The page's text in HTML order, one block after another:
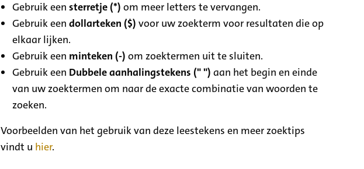
Gebruik eensterretje (*) om meer letters te vervangen.
Gebruik eendollarteken ($) voor uw zoekterm voor resultaten die op
elkaar lijken.
Gebruik een minteken (-) om zoektermen uit te sluiten.
Gebruik een Dubbele aanhalingstekens (" ") aan het begin en einde
van uw zoektermen om naar de exacte combinatie van woorden te
zoeken.
Voorbeelden van het gebruik van deze leestekens en meer zoektips
vindt u hier.